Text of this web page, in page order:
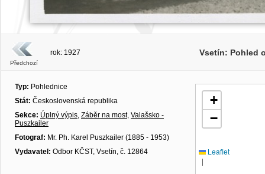
Předchozí
rok: 1927 Vsetín: Pohled
Typ: Pohlednice
Stát: Československá republika
Sekce: Úplný výpis, Záběr na most, Valašsko -
Puszkailer
Fotograf: Mr. Ph. Karel Puszkailer (1885 - 1953)
Vydavatel: Odbor KČST, Vsetín, č. 12864
+
−
Leaflet
|